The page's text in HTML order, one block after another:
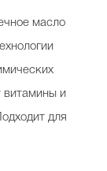
масло
витамины и
для